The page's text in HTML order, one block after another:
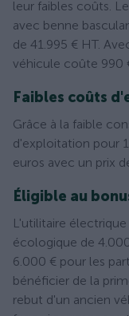
leur faibles coûts.
avec benne
de 41.995 € HT.
véhicule coûte 990
Faibles coûts
Grâce à la faible
d'exploitation pour
euros avec un prix
Éligible au
L'utilitaire
écologique de
6.000 € pour les
bénéficier de la
rebut d'un ancien